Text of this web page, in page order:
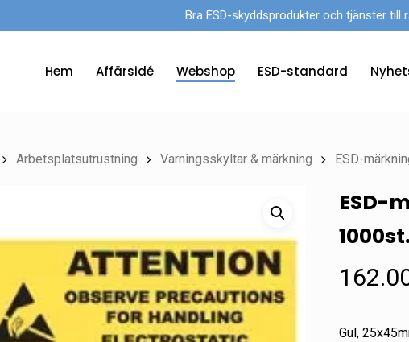
Bra ESD-skyddsprodukter och tjänster
Hem Affärsidé Webshop ESD-standard
Arbetsplatsutrustning Varningsskyltar & märkning ESD-
ESD-
1000st.
Gul,